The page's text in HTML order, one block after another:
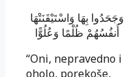
وَجَحَدُوا بِهَا وَاسْتَيْقَنَتْهَا
أَنفُسُهُمْ ظُلْمًا وَعُلُوًّا
“Oni, nepravedno i
oholo, porekoše,